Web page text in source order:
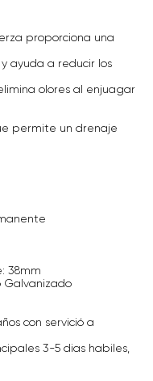
proporciona una
ayuda a reducir los
elimina olores al enjuagar
permite un drenaje
38mm
Galvanizado
con servició a
3-5 dias habiles,